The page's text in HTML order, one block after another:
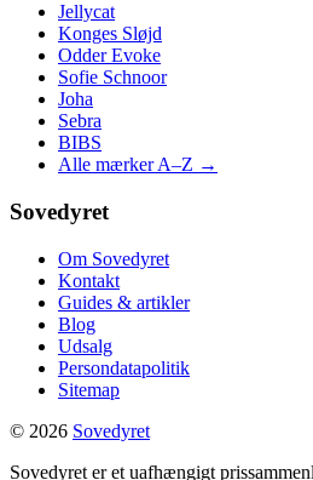
Jellycat
Konges Sløjd
Odder Evoke
Sofie Schnoor
Joha
Sebra
BIBS
Alle mærker A–Z →
Sovedyret
Om Sovedyret
Kontakt
Guides & artikler
Blog
Udsalg
Persondatapolitik
Sitemap
© 2026 Sovedyret
Sovedyret er et uafhængigt